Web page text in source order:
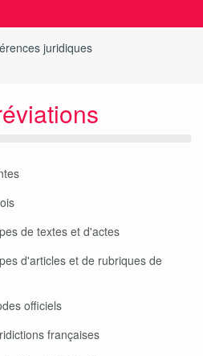
juridiques
de textes et d'actes
d'articles et de rubriques de
officiels
françaises